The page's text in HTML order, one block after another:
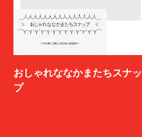
おしゃれななかまたちスナッ
プ